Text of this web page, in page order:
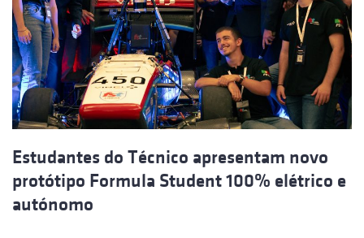
Estudantes do Técnico apresentam novo
protótipo Formula Student 100% elétrico e
autónomo